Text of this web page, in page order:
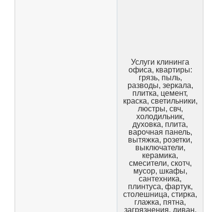
Услуги клининга
офиса, квартиры:
грязь, пыль,
разводы, зеркала,
плитка, цемент,
краска, светильники,
люстры, свч,
холодильник,
духовка, плита,
варочная панель,
вытяжка, розетки,
выключатели,
керамика,
смесители, скотч,
мусор, шкафы,
сантехника,
плинтуса, фартук,
столешница, стирка,
глажка, пятна,
загрязнения, диван,